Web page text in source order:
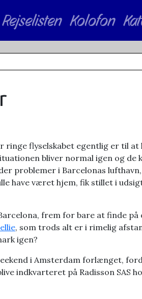
Rejselisten Kolofon
ringe flyselskabet egentlig er til at
bliver normal igen og de
problemer i Barcelonas
have været hjem, fik stillet i
frem for bare at finde på
, som trods alt er i rimelig
igen?
i Amsterdam forlænget, fordi
indkvarteret på Radisson SAS